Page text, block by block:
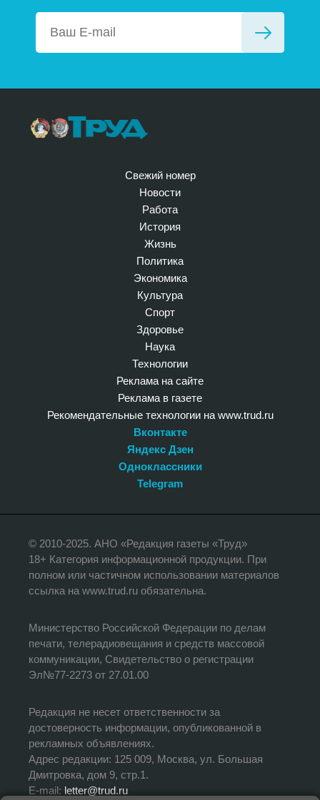
Свежий номер
Новости
Работа
История
Жизнь
Политика
Экономика
Культура
Спорт
Здоровье
Наука
Технологии
Реклама на сайте
Реклама в газете
Рекомендательные технологии на www.trud.ru
Вконтакте
Яндекс Дзен
Одноклассники
Telegram
© 2010-2025. АНО «Редакция газеты «Труд»
18+ Категория информационной продукции. При
полном или частичном использовании материалов
ссылка на www.trud.ru обязательна.
Министерство Российской Федерации по делам
печати, телерадиовещания и средств массовой
коммуникации, Свидетельство о регистрации
Эл№77-2273 от 27.01.00
Редакция не несет ответственности за
достоверность информации, опубликованной в
рекламных объявлениях.
Адрес редакции: 125 009, Москва, ул. Большая
Дмитровка, дом 9, стр.1.
E-mail: letter@trud.ru